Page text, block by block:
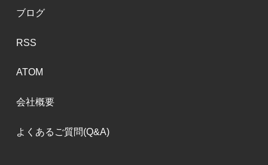
ブログ
RSS
ATOM
会社概要
よくあるご質問(Q&A)